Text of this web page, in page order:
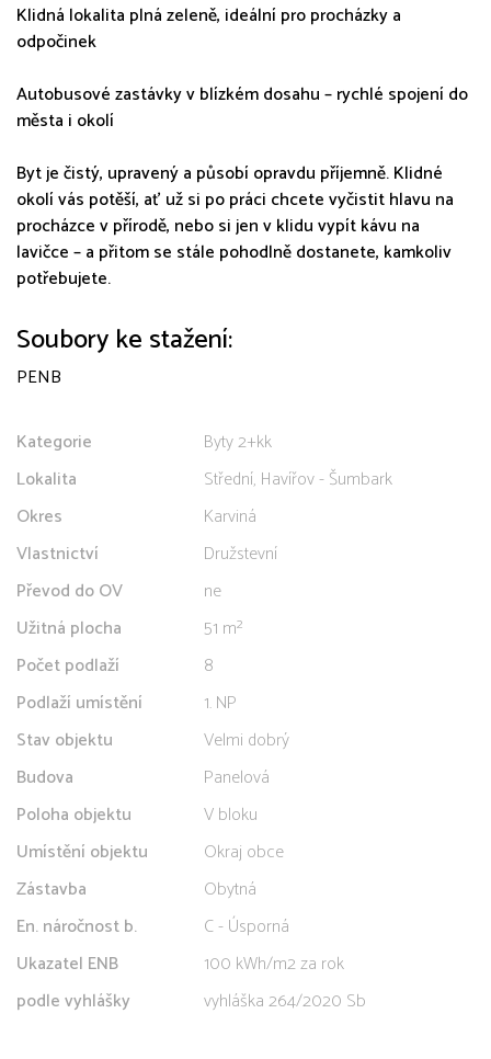
Klidná lokalita plná zeleně, ideální pro procházky a
odpočinek
Autobusové zastávky v blízkém dosahu – rychlé spojení do
města i okolí
Byt je čistý, upravený a působí opravdu příjemně. Klidné
okolí vás potěší, ať už si po práci chcete vyčistit hlavu na
procházce v přírodě, nebo si jen v klidu vypít kávu na
lavičce – a přitom se stále pohodlně dostanete, kamkoliv
potřebujete.
Soubory ke stažení:
PENB
Kategorie
Byty 2+kk
Lokalita
Střední, Havířov - Šumbark
Okres
Karviná
Vlastnictví
Družstevní
Převod do OV
ne
Užitná plocha
51 m²
Počet podlaží
8
Podlaží umístění
1. NP
Stav objektu
Velmi dobrý
Budova
Panelová
Poloha objektu
V bloku
Umístění objektu
Okraj obce
Zástavba
Obytná
En. náročnost b.
C - Úsporná
Ukazatel ENB
100 kWh/m2 za rok
podle vyhlášky
vyhláška 264/2020 Sb